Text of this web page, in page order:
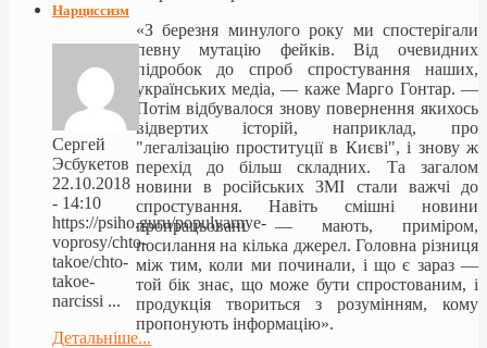
«З березня минулого року ми спостерігали
певну мутацію фейків. Від очевидних
підробок до спроб спростування наших,
українських медіа, — каже Марго Гонтар. —
Потім відбувалося знову повернення якихось
відвертих історій, наприклад, про
"легалізацію проституції в Києві", і знову ж
перехід до більш складних. Та загалом
новини в російських ЗМІ стали важчі до
спростування. Навіть смішні новини
пропрацьовані — мають, приміром,
посилання на кілька джерел. Головна різниця
між тим, коли ми починали, і що є зараз —
той бік знає, що може бути спростованим, і
продукція твориться з розумінням, кому
пропонують інформацію».
Нарциссизм
Сергей
Эсбукетов
22.10.2018
- 14:10
https://psiho.guru/populyarnye-
voprosy/chto-
takoe/chto-
takoe-
narcissi ...
Детальніше...